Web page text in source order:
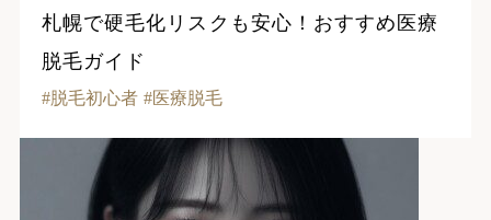
札幌で硬毛化リスクも安心！おすすめ医療
脱毛ガイド
脱毛初心者 医療脱毛